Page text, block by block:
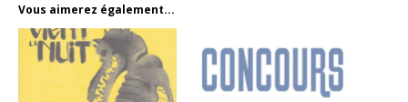
Vous aimerez également...